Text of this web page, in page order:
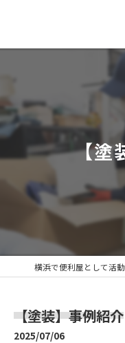
【塗
【塗装】事例紹介
2025/07/06